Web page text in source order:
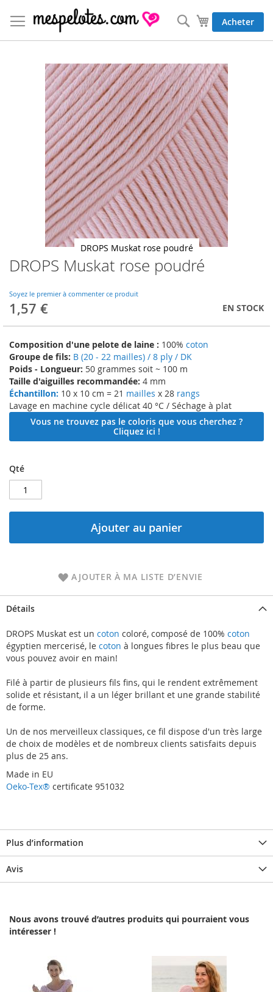
au
contenu
Mon panier
Acheter
Rechercher
DROPS Muskat rose poudré
Soyez le premier à commenter ce produit
1,57 € EN STOCK
Composition d'une pelote de laine : 100% coton
Groupe de fils: B (20 - 22 mailles) / 8 ply / DK
Poids - Longueur: 50 grammes soit ~ 100 m
Taille d'aiguilles recommandée: 4 mm
Échantillon: 10 x 10 cm = 21 mailles x 28 rangs
Lavage en machine cycle délicat 40 °C / Séchage à plat
Vous ne trouvez pas le coloris que vous cherchez ?
Cliquez ici !
Qté
Ajouter au panier
AJOUTER À MA LISTE D’ENVIE
DROPS Muskat rose poudré
Skip
to
beginning
of
the
gallery
Détails
DROPS Muskat est un coton coloré, composé de 100% coton
égyptien mercerisé, le coton à longues fibres le plus beau que
vous pouvez avoir en main!
Filé à partir de plusieurs fils fins, qui le rendent extrêmement
solide et résistant, il a un léger brillant et une grande stabilité
de forme.
Un de nos merveilleux classiques, ce fil dispose d'un très large
de choix de modèles et de nombreux clients satisfaits depuis
plus de 25 ans.
Made in EU
Oeko-Tex® certificate 951032
Plus d’information
Avis
Nous avons trouvé d’autres produits qui pourraient vous
intéresser !